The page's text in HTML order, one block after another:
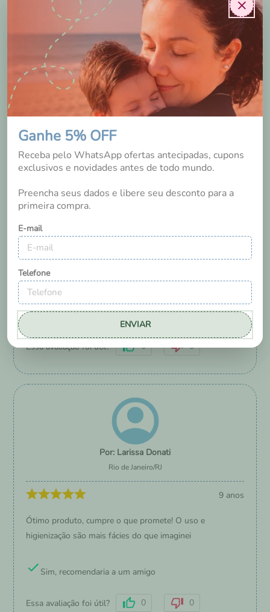
×
Ganhe 5% OFF
Receba pelo WhatsApp ofertas antecipadas, cupons
exclusivos e novidades antes de todo mundo.
Preencha seus dados e libere seu desconto para a
primeira compra.
E-mail
Telefone
ENVIAR
Sim, recomendaria a um amigo
Essa avaliação foi útil?
Fernanda Santos
8 anos
capacidade com o xixi, ainda mantém o bebê sequinho.
Sim, recomendaria a um amigo
Essa avaliação foi útil? 0 0
Larissa Donati
Rio de Janeiro/RJ
9 anos
Ótimo produto, cumpre o que promete! O uso e
higienização são mais fácies do que imaginei
Sim, recomendaria a um amigo
Essa avaliação foi útil? 0 0